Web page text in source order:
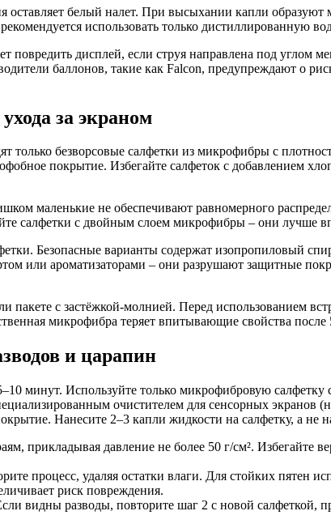
белый налет. При высыхании капли
использовать только дистиллированную
дисплей, если струя направлена под углом
баллонов, такие как Falcon, предупреждают о
за экраном
только безворсовые салфетки из микрофибры с
покрытие. Избегайте салфеток с добавлением
маленькие не обеспечивают равномерного
салфетки с двойным слоем микрофибры – они лучше
Безопасные варианты содержат изопропиловый
или ароматизаторами – они разрушают защитные
пакете с застёжкой-молнией. Перед использованием
микрофибра теряет впитывающие свойства после
и царапин
минут. Используйте только микрофибровую
очистителем для сенсорных экранов
Нанесите 2–3 капли жидкости на салфетку, а не
прикладывая давление не более 50 г/см². Избегайте
процесс, удаляя остатки влаги. Для стойких пятен
риск повреждения.
видны разводы, повторите шаг 2 с новой